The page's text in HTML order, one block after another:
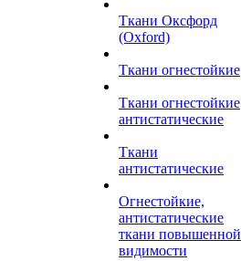
Ткани Оксфорд
(Oxford)
Ткани огнестойкие
Ткани огнестойкие
антистатические
Ткани
антистатические
Огнестойкие,
антистатические
ткани повышенной
видимости